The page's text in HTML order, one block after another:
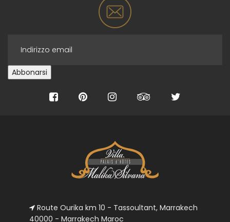
Route Ourika km 10 - Tassoultant, Marrakech
40000 - Marrakech Maroc